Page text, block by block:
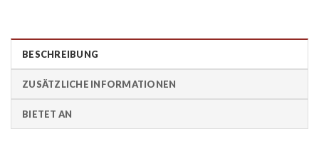
BESCHREIBUNG
ZUSÄTZLICHE INFORMATIONEN
BIETET AN